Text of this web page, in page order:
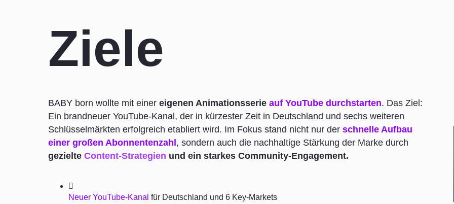
Ziele
BABY born wollte mit einereigenen Animationsserieauf YouTube durchstarten. Das Ziel:
Ein brandneuer YouTube-Kanal, der in kürzester Zeit in Deutschland und sechs weiteren
Schlüsselmärkten erfolgreich etabliert wird. Im Fokus stand nicht nur derschnelle Aufbau
einer großen Abonnentenzahl, sondern auch die nachhaltige Stärkung der Marke durch
gezielteContent-Strategien und ein starkes Community-Engagement.
Neuer YouTube-Kanal für Deutschland und 6 Key-Markets